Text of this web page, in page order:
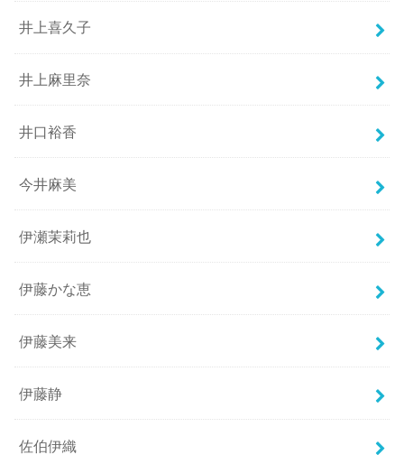
井上喜久子
井上麻里奈
井口裕香
今井麻美
伊瀬茉莉也
伊藤かな恵
伊藤美来
伊藤静
佐伯伊織